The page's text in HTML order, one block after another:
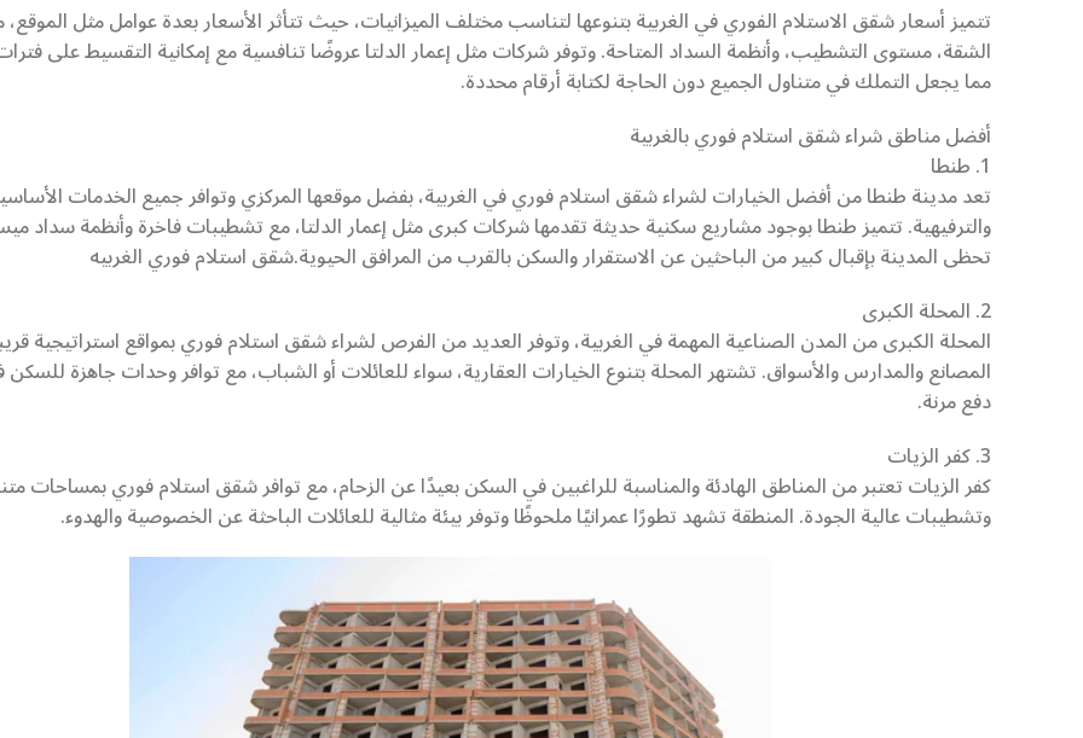
تتميز أسعار شقق الاستلام الفوري في الغربية بتنوعها لتناسب مختلف الميزانيات، حيث تتأثر الأسعار بعدة عوامل مثل
الشقة، مستوى التشطيب، وأنظمة السداد المتاحة. وتوفر شركات مثل إعمار الدلتا عروضًا تنافسية مع إمكانية التقسيط على
مما يجعل التملك في متناول الجميع دون الحاجة لكتابة أرقام محددة.
أفضل مناطق شراء شقق استلام فوري بالغربية
1. طنطا
تعد مدينة طنطا من أفضل الخيارات لشراء شقق استلام فوري في الغربية، بفضل موقعها المركزي وتوافر جميع الخدمات
والترفيهية. تتميز طنطا بوجود مشاريع سكنية حديثة تقدمها شركات كبرى مثل إعمار الدلتا، مع تشطيبات فاخرة وأنظمة سداد
تحظى المدينة بإقبال كبير من الباحثين عن الاستقرار والسكن بالقرب من المرافق الحيوية.شقق استلام فوري الغربيه
2. المحلة الكبرى
المحلة الكبرى من المدن الصناعية المهمة في الغربية، وتوفر العديد من الفرص لشراء شقق استلام فوري بمواقع استراتيجية
المصانع والمدارس والأسواق. تشتهر المحلة بتنوع الخيارات العقارية، سواء للعائلات أو الشباب، مع توافر وحدات جاهزة للسكن
دفع مرنة.
3. كفر الزيات
كفر الزيات تعتبر من المناطق الهادئة والمناسبة للراغبين في السكن بعيدًا عن الزحام، مع توافر شقق استلام فوري بمساحات
وتشطيبات عالية الجودة. المنطقة تشهد تطورًا عمرانيًا ملحوظًا وتوفر بيئة مثالية للعائلات الباحثة عن الخصوصية والهدوء.